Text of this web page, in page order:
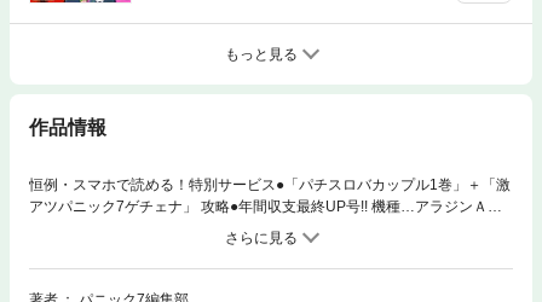
もっと見る
作品情報
恒例・スマホで読める！特別サービス●「パチスロバカップル1巻」＋「激
アツパニック7ゲチェナ」 攻略●年間収支最終UP号!! 機種…アラジンＡ
２、パチスロ アレジン、パチスロ Dororonえん魔くんメ〜ラめら、パチス
ロ 蒼穹のファフナー、パチスロ 黄門ちゃま喝、サラリーマン金太郎 出世
回胴編、押忍！サラリーマン番長他 漫画●ういちのヤケクソ回胴まっしぐ
ら、万枚くん、パチスロであった全部旨い話、圧勝少年、静粛王他！出し